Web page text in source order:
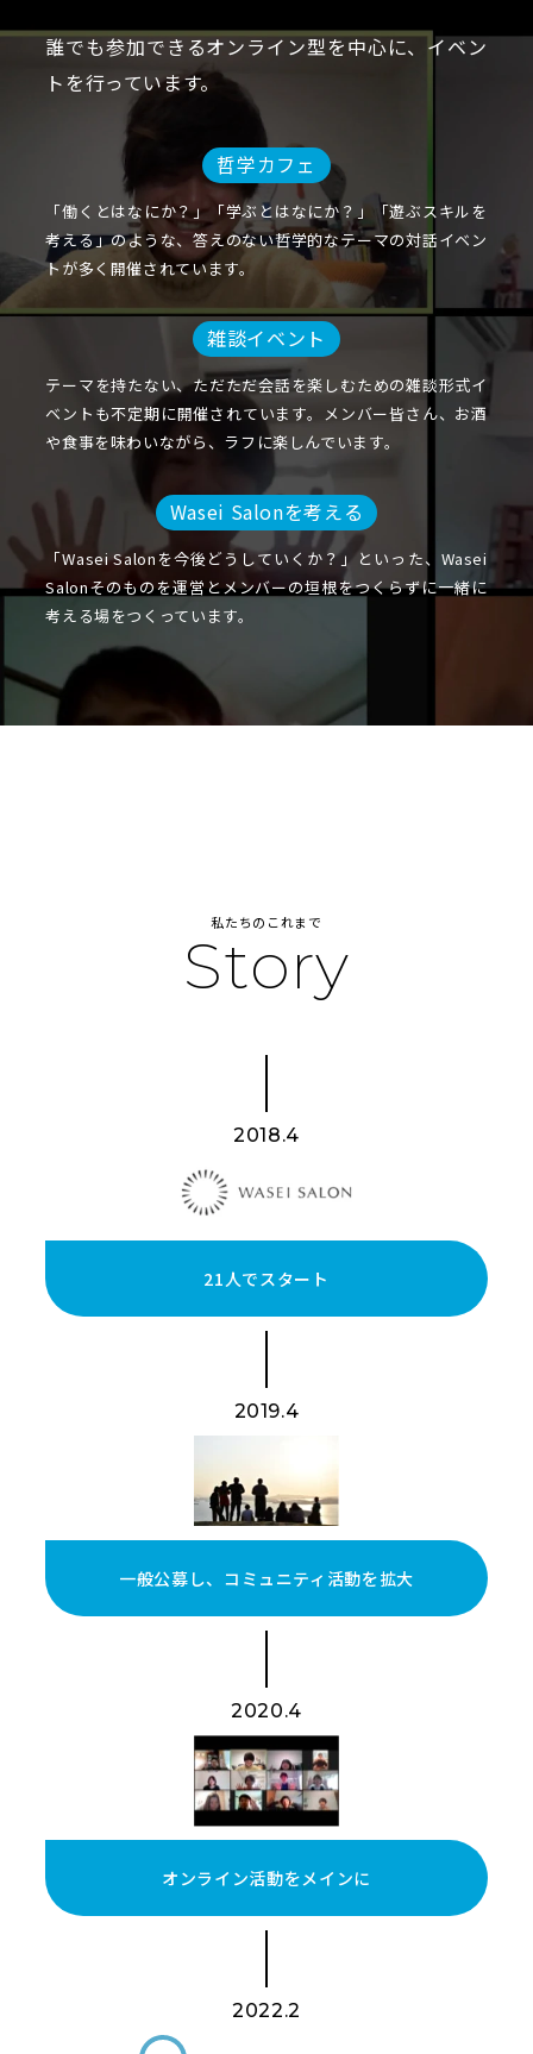
誰でも参加できるオンライン型を中心に、イベン
トを行っています。
哲学カフェ
「働くとはなにか？」「学ぶとはなにか？」「遊ぶスキルを
考える」のような、答えのない哲学的なテーマの対話イベン
トが多く開催されています。
雑談イベント
テーマを持たない、ただただ会話を楽しむための雑談形式イ
ベントも不定期に開催されています。メンバー皆さん、お酒
や食事を味わいながら、ラフに楽しんでいます。
Wasei Salonを考える
「Wasei Salonを今後どうしていくか？」といった、Wasei
Salonそのものを運営とメンバーの垣根をつくらずに一緒に
考える場をつくっています。
私たちのこれまで
Story
2018.4
21人でスタート
2019.4
一般公募し、コミュニティ活動を拡大
2020.4
オンライン活動をメインに
2022.2